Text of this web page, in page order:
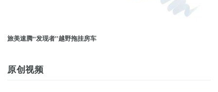
旅美速腾“发现者”越野拖挂房车
原创视频